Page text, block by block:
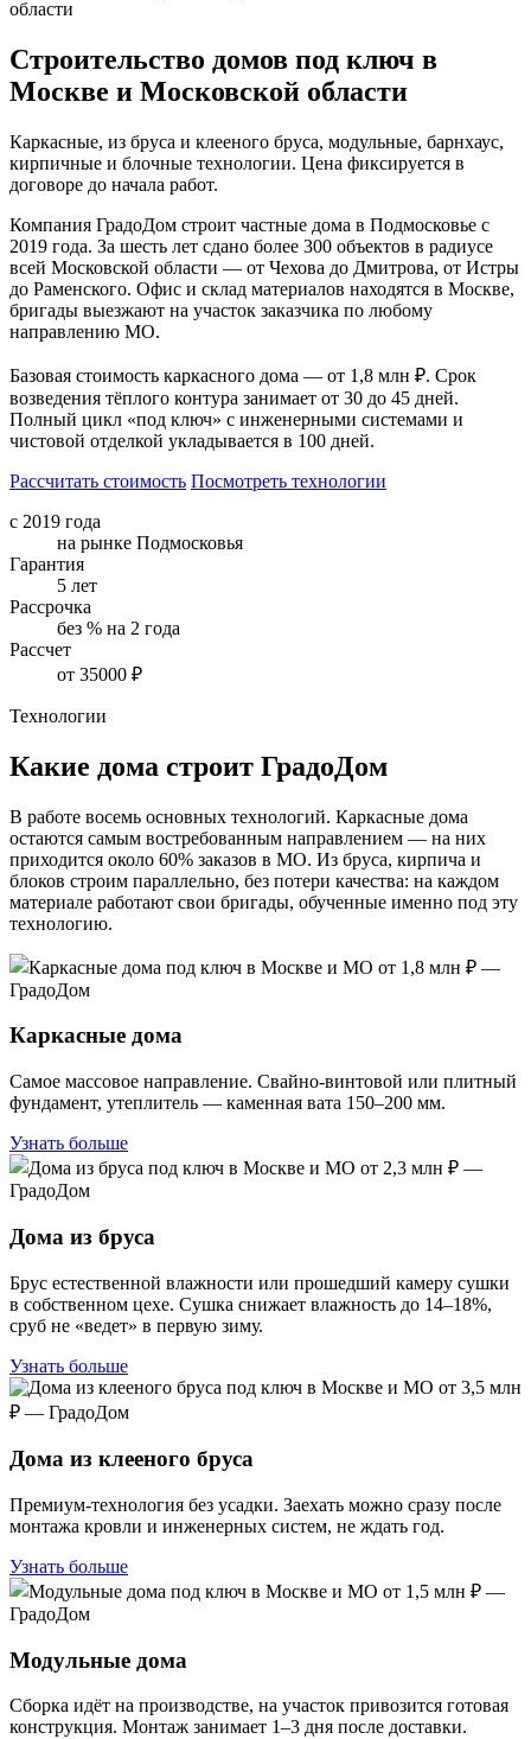
Строительство домов под ключ в
Москве и Московской области
Каркасные, из бруса и клееного бруса, модульные, барнхаус,
кирпичные и блочные технологии. Цена фиксируется в
договоре до начала работ.
Компания ГрадоДом строит частные дома в Подмосковье с
2019 года. За шесть лет сдано более 300 объектов в радиусе
всей Московской области — от Чехова до Дмитрова, от Истры
до Раменского. Офис и склад материалов находятся в Москве,
бригады выезжают на участок заказчика по любому
направлению МО.
Базовая стоимость каркасного дома — от 1,8 млн ₽. Срок
возведения тёплого контура занимает от 30 до 45 дней.
Полный цикл «под ключ» с инженерными системами и
чистовой отделкой укладывается в 100 дней.
Рассчитать стоимость Посмотреть технологии
с 2019 года
на рынке Подмосковья
Гарантия
5 лет
Рассрочка
без % на 2 года
Рассчет
от 35000 ₽
Технологии
Какие дома строит ГрадоДом
В работе восемь основных технологий. Каркасные дома
остаются самым востребованным направлением — на них
приходится около 60% заказов в МО. Из бруса, кирпича и
блоков строим параллельно, без потери качества: на каждом
материале работают свои бригады, обученные именно под эту
технологию.
Каркасные дома
Самое массовое направление. Свайно-винтовой или плитный
фундамент, утеплитель — каменная вата 150–200 мм.
Узнать больше
Дома из бруса
Брус естественной влажности или прошедший камеру сушки
в собственном цехе. Сушка снижает влажность до 14–18%,
сруб не «ведет» в первую зиму.
Узнать больше
Дома из клееного бруса
Премиум-технология без усадки. Заехать можно сразу после
монтажа кровли и инженерных систем, не ждать год.
Узнать больше
Модульные дома
Сборка идёт на производстве, на участок привозится готовая
конструкция. Монтаж занимает 1–3 дня после доставки.